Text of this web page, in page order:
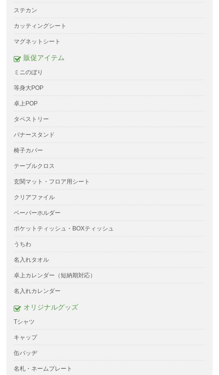
ステカン
カッティングシート
マグネットシート
販促アイテム
ミニのぼり
等身大POP
卓上POP
タペストリー
バナースタンド
椅子カバー
テーブルクロス
玄関マット・フロア用シート
クリアファイル
ペーパーホルダー
ポケットティッシュ・BOXティッシュ
うちわ
名入れタオル
卓上カレンダー（短納期対応）
名入れカレンダー
オリジナルグッズ
Tシャツ
キャップ
缶バッヂ
名札・ネームプレート